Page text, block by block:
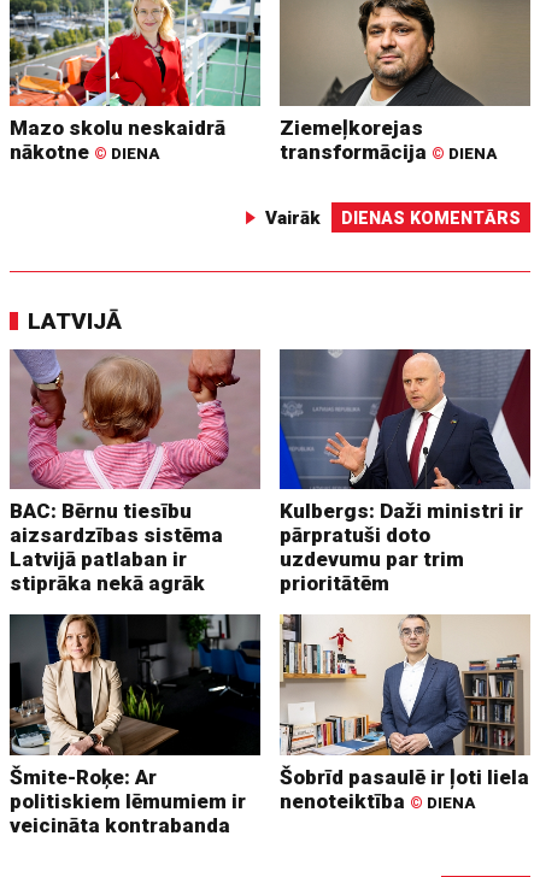
Mazo skolu neskaidrā
nākotne © DIENA
Ziemeļkorejas
transformācija © DIENA
Vairāk DIENAS KOMENTĀRS
LATVIJĀ
BAC: Bērnu tiesību
aizsardzības sistēma
Latvijā patlaban ir
stiprāka nekā agrāk
Kulbergs: Daži ministri ir
pārpratuši doto
uzdevumu par trim
prioritātēm
Šmite-Roķe: Ar
politiskiem lēmumiem ir
veicināta kontrabanda
Šobrīd pasaulē ir ļoti liela
nenoteiktība © DIENA